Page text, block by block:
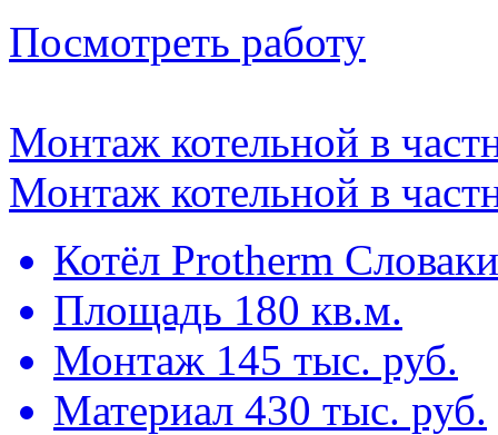
Посмотреть работу
Монтаж котельной в
Монтаж котельной в
Котёл Protherm
Площадь 180 кв.м.
Монтаж 145 тыс. руб.
Материал 430 тыс. руб.